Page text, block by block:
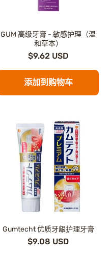
GUM 高级牙膏 - 敏感护理（温
和草本）
$9.62 USD
添加到购物车
Gumtecht 优质牙龈护理牙膏
$9.08 USD